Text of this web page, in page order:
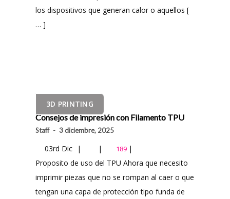
los dispositivos que generan calor o aquellos [
… ]
3D PRINTING
Consejos de impresión con Filamento TPU
Staff - 3 diciembre, 2025
03rd Dic | | 189 |
Proposito de uso del TPU Ahora que necesito
imprimir piezas que no se rompan al caer o que
tengan una capa de protección tipo funda de